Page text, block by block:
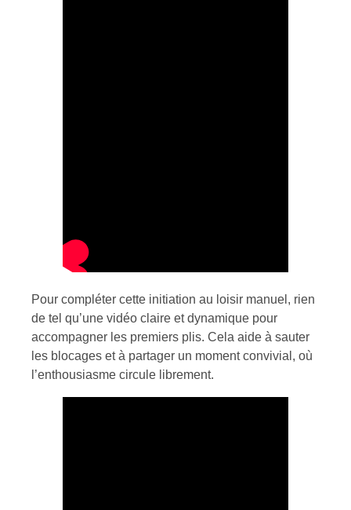
Pour compléter cette initiation au loisir manuel, rien
de tel qu’une vidéo claire et dynamique pour
accompagner les premiers plis. Cela aide à sauter
les blocages et à partager un moment convivial, où
l’enthousiasme circule librement.